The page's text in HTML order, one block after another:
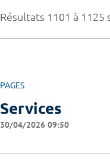
Résultats 1101 à 1125
PAGES
Services
30/04/2026 09:50